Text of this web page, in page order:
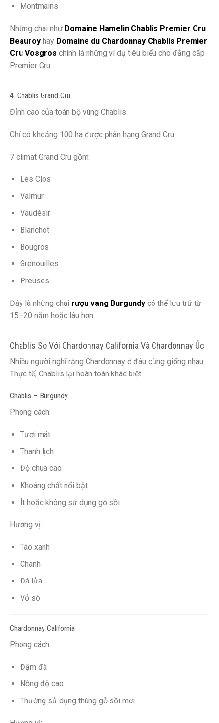
Montmains
Những chai như Domaine Hamelin Chablis Premier Cru
Beauroy hay Domaine du Chardonnay Chablis Premier
Cru Vosgros chính là những ví dụ tiêu biểu cho đẳng cấp
Premier Cru.
4. Chablis Grand Cru
Đỉnh cao của toàn bộ vùng Chablis.
Chỉ có khoảng 100 ha được phân hạng Grand Cru.
7 climat Grand Cru gồm:
Les Clos
Valmur
Vaudésir
Blanchot
Bougros
Grenouilles
Preuses
Đây là những chai rượu vang Burgundy có thể lưu trữ từ
15–20 năm hoặc lâu hơn.
Chablis So Với Chardonnay California Và Chardonnay Úc
Nhiều người nghĩ rằng Chardonnay ở đâu cũng giống nhau.
Thực tế, Chablis lại hoàn toàn khác biệt.
Chablis – Burgundy
Phong cách:
Tươi mát
Thanh lịch
Độ chua cao
Khoáng chất nổi bật
Ít hoặc không sử dụng gỗ sồi
Hương vị:
Táo xanh
Chanh
Đá lửa
Vỏ sò
Chardonnay California
Phong cách:
Đậm đà
Nồng độ cao
Thường sử dụng thùng gỗ sồi mới